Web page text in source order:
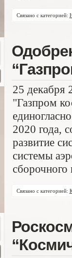
Связано с категорией:
25 декабря
"Газпром
2020 года,
развитие
системы
сборочного
Связано с категорией: